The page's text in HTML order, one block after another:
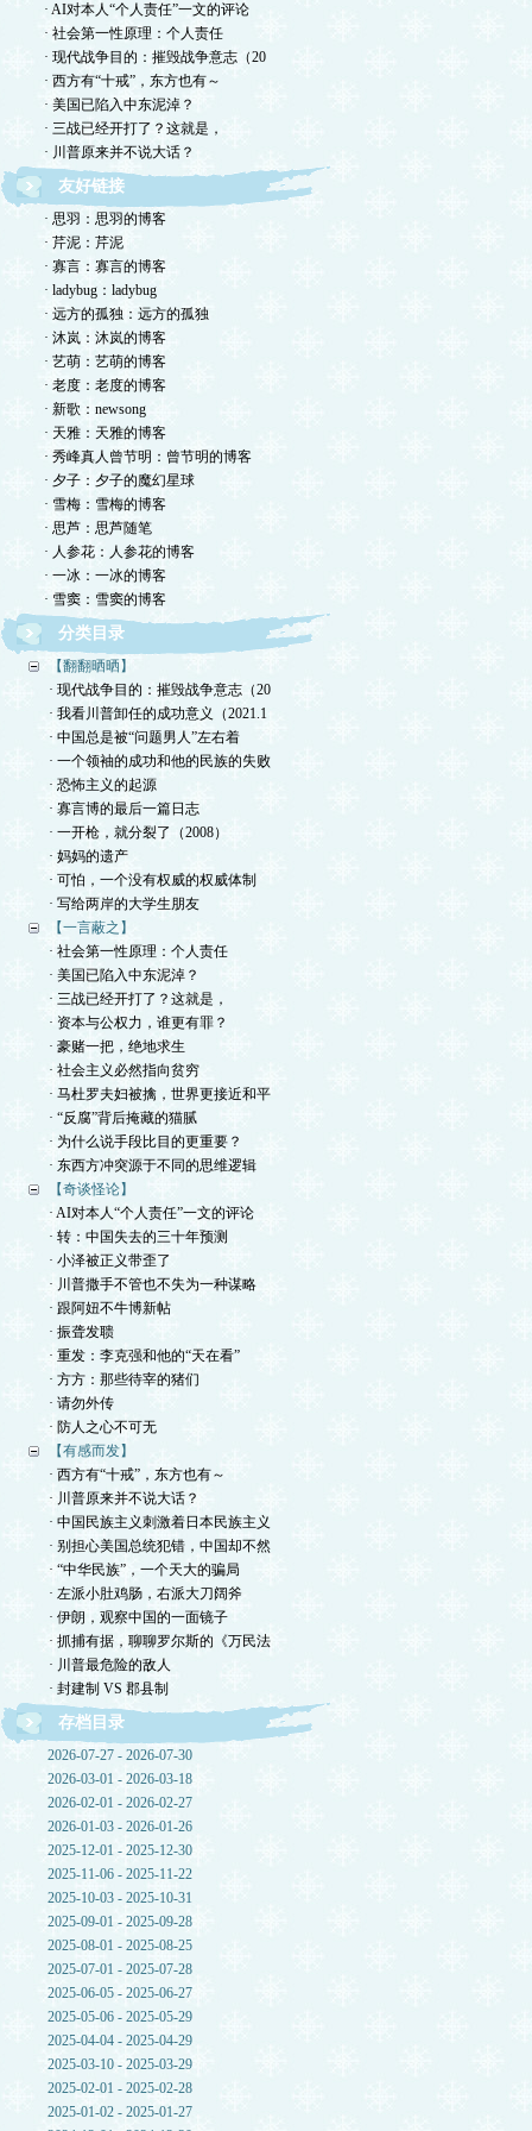
· AI对本人“个人责任”一文的评论
· 社会第一性原理：个人责任
· 现代战争目的：摧毁战争意志（20
· 西方有“十戒”，东方也有～
· 美国已陷入中东泥淖？
· 三战已经开打了？这就是，
· 川普原来并不说大话？
友好链接
· 思羽：思羽的博客
· 芹泥：芹泥
· 寡言：寡言的博客
· ladybug：ladybug
· 远方的孤独：远方的孤独
· 沐岚：沐岚的博客
· 艺萌：艺萌的博客
· 老度：老度的博客
· 新歌：newsong
· 天雅：天雅的博客
· 秀峰真人曾节明：曾节明的博客
· 夕子：夕子的魔幻星球
· 雪梅：雪梅的博客
· 思芦：思芦随笔
· 人参花：人参花的博客
· 一冰：一冰的博客
· 雪窦：雪窦的博客
分类目录
【翻翻晒晒】
· 现代战争目的：摧毁战争意志（20
· 我看川普卸任的成功意义（2021.1
· 中国总是被“问题男人”左右着
· 一个领袖的成功和他的民族的失败
· 恐怖主义的起源
· 寡言博的最后一篇日志
· 一开枪，就分裂了（2008）
· 妈妈的遗产
· 可怕，一个没有权威的权威体制
· 写给两岸的大学生朋友
【一言蔽之】
· 社会第一性原理：个人责任
· 美国已陷入中东泥淖？
· 三战已经开打了？这就是，
· 资本与公权力，谁更有罪？
· 豪赌一把，绝地求生
· 社会主义必然指向贫穷
· 马杜罗夫妇被擒，世界更接近和平
· “反腐”背后掩藏的猫腻
· 为什么说手段比目的更重要？
· 东西方冲突源于不同的思维逻辑
【奇谈怪论】
· AI对本人“个人责任”一文的评论
· 转：中国失去的三十年预测
· 小泽被正义带歪了
· 川普撒手不管也不失为一种谋略
· 跟阿妞不牛博新帖
· 振聋发聩
· 重发：李克强和他的“天在看”
· 方方：那些待宰的猪们
· 请勿外传
· 防人之心不可无
【有感而发】
· 西方有“十戒”，东方也有～
· 川普原来并不说大话？
· 中国民族主义刺激着日本民族主义
· 别担心美国总统犯错，中国却不然
· “中华民族”，一个天大的骗局
· 左派小肚鸡肠，右派大刀阔斧
· 伊朗，观察中国的一面镜子
· 抓捕有据，聊聊罗尔斯的《万民法
· 川普最危险的敌人
· 封建制 VS 郡县制
存档目录
2026-07-27 - 2026-07-30
2026-03-01 - 2026-03-18
2026-02-01 - 2026-02-27
2026-01-03 - 2026-01-26
2025-12-01 - 2025-12-30
2025-11-06 - 2025-11-22
2025-10-03 - 2025-10-31
2025-09-01 - 2025-09-28
2025-08-01 - 2025-08-25
2025-07-01 - 2025-07-28
2025-06-05 - 2025-06-27
2025-05-06 - 2025-05-29
2025-04-04 - 2025-04-29
2025-03-10 - 2025-03-29
2025-02-01 - 2025-02-28
2025-01-02 - 2025-01-27